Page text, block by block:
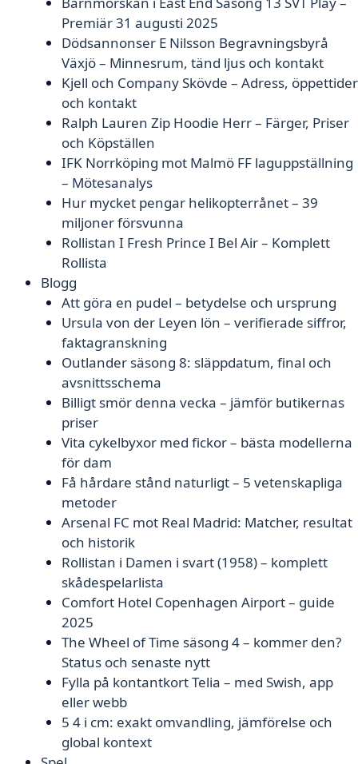
Premiär 31 augusti 2025
Dödsannonser E Nilsson Begravningsbyrå
Växjö – Minnesrum, tänd ljus och kontakt
Kjell och Company Skövde – Adress, öppettider
och kontakt
Ralph Lauren Zip Hoodie Herr – Färger, Priser
och Köpställen
IFK Norrköping mot Malmö FF laguppställning
– Mötesanalys
Hur mycket pengar helikopterrånet – 39
miljoner försvunna
Rollistan I Fresh Prince I Bel Air – Komplett
Rollista
Blogg
Att göra en pudel – betydelse och ursprung
Ursula von der Leyen lön – verifierade siffror,
faktagranskning
Outlander säsong 8: släppdatum, final och
avsnittsschema
Billigt smör denna vecka – jämför butikernas
priser
Vita cykelbyxor med fickor – bästa modellerna
för dam
Få hårdare stånd naturligt – 5 vetenskapliga
metoder
Arsenal FC mot Real Madrid: Matcher, resultat
och historik
Rollistan i Damen i svart (1958) – komplett
skådespelarlista
Comfort Hotel Copenhagen Airport – guide
2025
The Wheel of Time säsong 4 – kommer den?
Status och senaste nytt
Fylla på kontantkort Telia – med Swish, app
eller webb
5 4 i cm: exakt omvandling, jämförelse och
global kontext